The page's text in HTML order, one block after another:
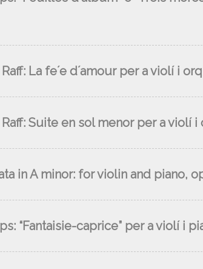
La fe´e d´amour per a violí i
Suite en sol menor per a violí i
in A minor: for violin and piano,
“Fantaisie-caprice” per a violí i